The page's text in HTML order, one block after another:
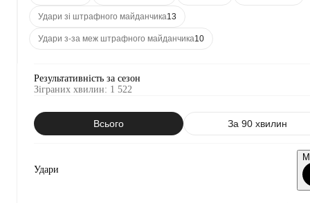
Удари зі штрафного майданчика13
Удари з-за меж штрафного майданчика10
Результативність за сезон
Зіграних хвилин: 1 522
Всього За 90 хвилин
Удари